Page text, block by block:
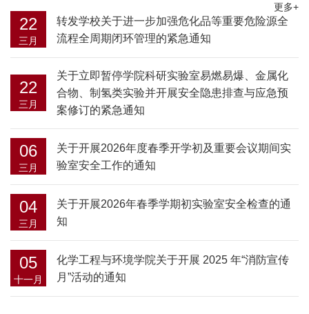
更多+
22
三月
转发学校关于进一步加强危化品等重要危险源全
流程全周期闭环管理的紧急通知
22
三月
关于立即暂停学院科研实验室易燃易爆、金属化
合物、制氢类实验并开展安全隐患排查与应急预
案修订的紧急通知
06
三月
关于开展2026年度春季开学初及重要会议期间实
验室安全工作的通知
04
三月
关于开展2026年春季学期初实验室安全检查的通
知
05
十一月
化学工程与环境学院关于开展 2025 年“消防宣传
月”活动的通知